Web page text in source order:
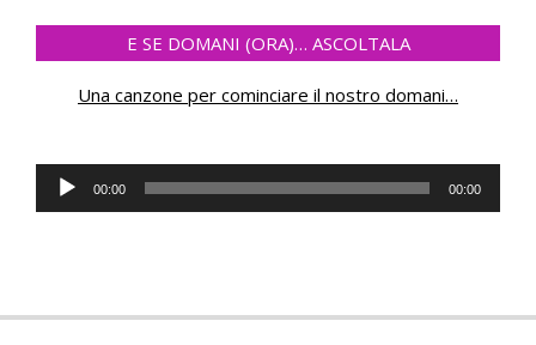
E SE DOMANI (ORA)… ASCOLTALA
Una canzone per cominciare il nostro domani…
Audio
Player
00:00 00:00